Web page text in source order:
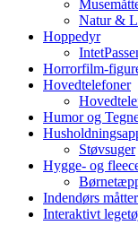
Natur &
Hoppedyr
Horrorfilm-
Hovedtelefoner
Humor og
Støvsuger
Hygge- og
Indendørs måtter
Interaktivt